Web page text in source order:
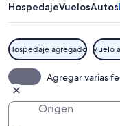
HospedajeVuelosAutos
Hospedaje agregado Vuelo
Agregar varias
Origen